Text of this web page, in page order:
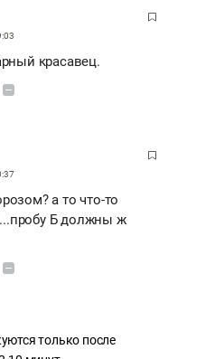
красавец.
а то что-то
Б должны ж
только после